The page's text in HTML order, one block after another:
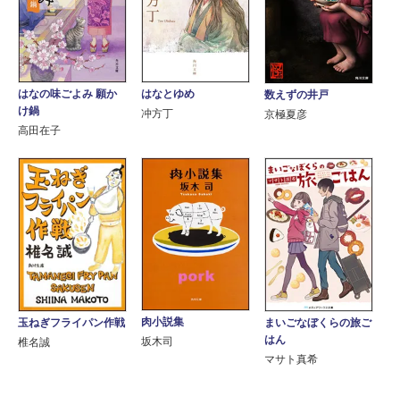
はなの味ごよみ 願か
け鍋
高田在子
はなとゆめ
冲方丁
数えずの井戸
京極夏彦
玉ねぎフライパン作戦
椎名誠
肉小説集
坂木司
まいごなぼくらの旅ご
はん
マサト真希